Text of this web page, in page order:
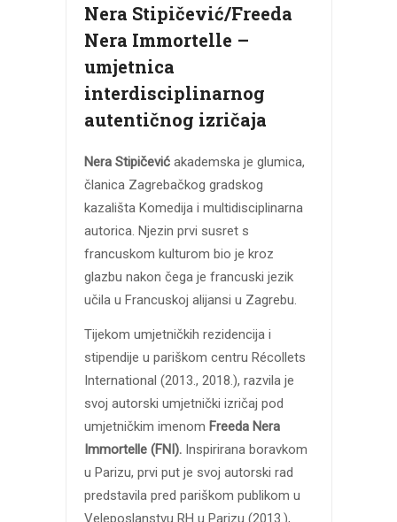
Nera Stipičević/Freeda
Nera Immortelle –
umjetnica
interdisciplinarnog
autentičnog izričaja
Nera Stipičevićakademska je glumica,
članica Zagrebačkog gradskog
kazališta Komedija i multidisciplinarna
autorica. Njezin prvi susret s
francuskom kulturom bio je kroz
glazbu nakon čega je francuski jezik
učila u Francuskoj alijansi u Zagrebu.
Tijekom umjetničkih rezidencija i
stipendije u pariškom centru Récollets
International (2013., 2018.), razvila je
svoj autorski umjetnički izričaj pod
umjetničkim imenom Freeda Nera
Immortelle (FNI).Inspirirana boravkom
u Parizu, prvi put je svoj autorski rad
predstavila pred pariškom publikom u
Veleposlanstvu RH u Parizu (2013.),